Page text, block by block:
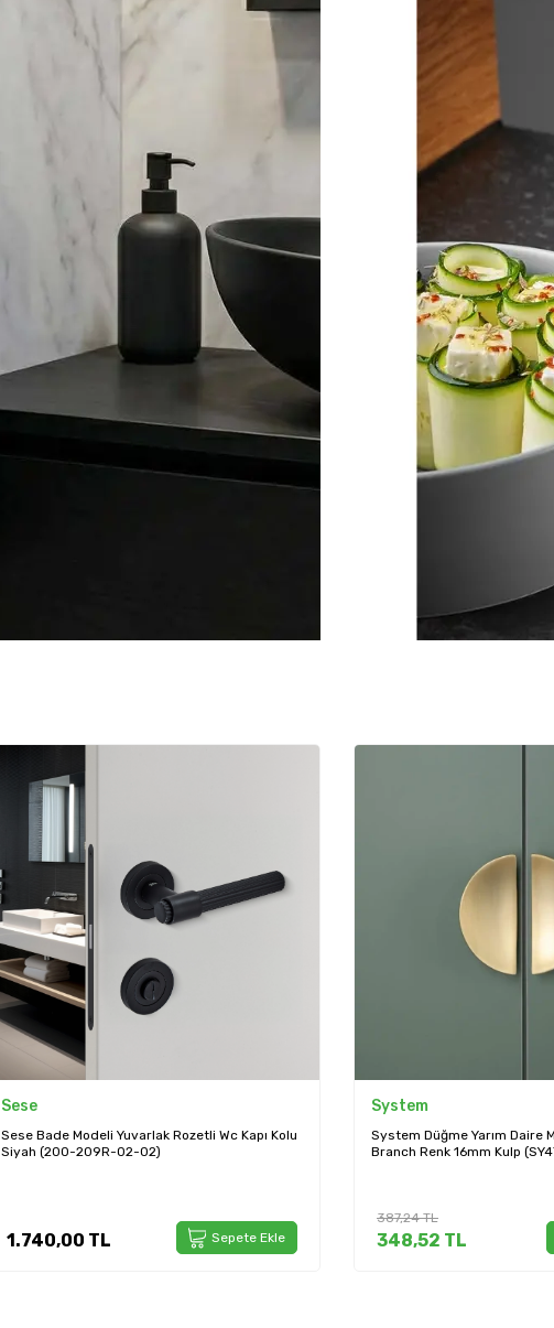
System
System Düğme Yarım Daire Mobilya Kulbu Gold
Branch Renk 16mm Kulp (SY4716 0016 GB)
348,52TL Sepete Ekle
System
System Pixar-T Kapı Kolu
(HA214TRO12 GL)
2.569,08TL
2.312,17TL